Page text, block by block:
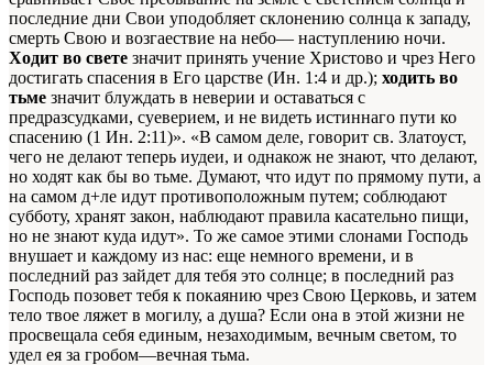
последние дни Свои уподобляет склонению солнца к западу,
смерть Свою и возгаествие на небо— наступлению ночи.
Ходит во свете значит принять учение Христово и чрез Него
достигать спасения в Его царстве (Ин. 1:4 и др.); ходить во
тьме значит блуждать в неверии и оставаться с
предразсудками, суеверием, и не видеть истиннаго пути ко
спасению (1 Ин. 2:11)». «В самом деле, говорит св. Златоуст,
чего не делают теперь иудеи, и однакож не знают, что делают,
но ходят как бы во тьме. Думают, что идут по прямому пути, а
на самом д+ле идут противоположным путем; соблюдают
субботу, хранят закон, наблюдают правила касательно пищи,
но не знают куда идут». То же самое этими слонами Господь
внушает и каждому из нас: еще немного времени, и в
последний раз зайдет для тебя это солнце; в последний раз
Господь позовет тебя к покаянию чрез Свою Церковь, и затем
тело твое ляжет в могилу, а душа? Если она в этой жизни не
просвещала себя единым, незаходимым, вечным светом, то
удел ея за гробом—вечная тьма.